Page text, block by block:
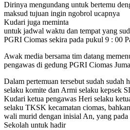
Dirinya mengundang untuk bertemu
maksud tujuan ingin ngobrol ucapnya
Kudari juga meminta
untuk jadwal waktu dan tempat yang
PGRI Ciomas sekira pada pukul 9 : 00
Awak media bersama tim datang
pengawas di gedung PGRI Ciomas
Dalam pertemuan tersebut sudah sudah
selaku komite dan Armi selaku kepsek
Kudari ketua pengawas Heri selaku
selaku TKSK kecamatan ciomas,
wali murid dengan inisial An, yang
Sekolah untuk hadir